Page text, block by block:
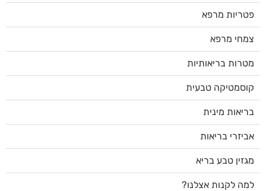
פטריות מרפא
צמחי מרפא
מטרות בריאותיות
קוסמטיקה טבעית
בריאות מינית
אביזרי בריאות
מגזין טבע בריא
למה לקנות אצלנו?